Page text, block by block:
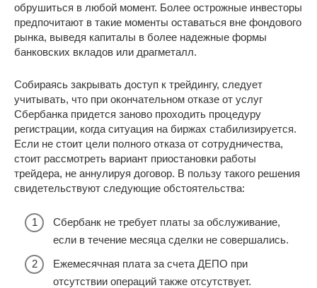
обрушиться в любой момент. Более острожные инвесторы
предпочитают в такие моменты оставаться вне фондового
рынка, выведя капиталы в более надежные формы
банковских вкладов или драгметалл.
Собираясь закрывать доступ к трейдингу, следует
учитывать, что при окончательном отказе от услуг
Сбербанка придется заново проходить процедуру
регистрации, когда ситуация на биржах стабилизируется.
Если не стоит цели полного отказа от сотрудничества,
стоит рассмотреть вариант приостановки работы
трейдера, не аннулируя договор. В пользу такого решения
свидетельствуют следующие обстоятельства:
Сбербанк не требует платы за обслуживание,
если в течение месяца сделки не совершались.
Ежемесячная плата за счета ДЕПО при
отсутствии операций также отсутствует.